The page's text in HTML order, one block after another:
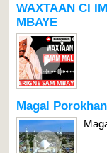
WAXTAAN CI
MBAYE
Magal